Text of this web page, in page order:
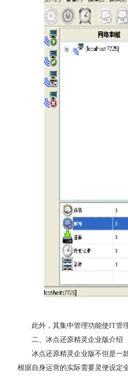
此外，其集中管理功能使IT管理
二、冰点还原精灵企业版介绍
冰点还原精灵企业版不但是一款
根据自身运营的实际需要灵便设定